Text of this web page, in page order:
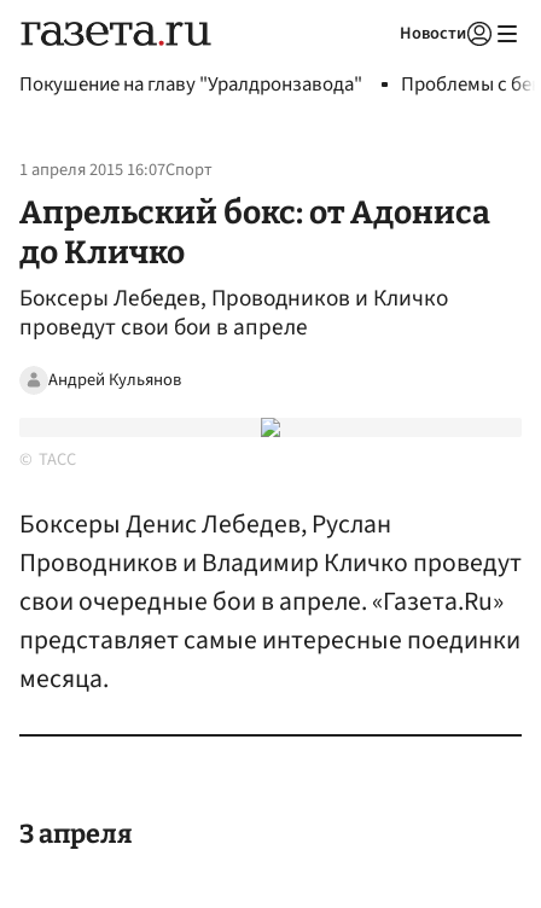
Новости
Покушение на главу "Уралдронзавода" Проблемы с
1 апреля 2015 16:07Спорт
Апрельский бокс: от Адониса
до Кличко
Боксеры Лебедев, Проводников и Кличко
проведут свои бои в апреле
Андрей Кульянов
ТАСС
Боксеры Денис Лебедев, Руслан
Проводников и Владимир Кличко проведут
свои очередные бои в апреле. «Газета.Ru»
представляет самые интересные поединки
месяца.
3 апреля